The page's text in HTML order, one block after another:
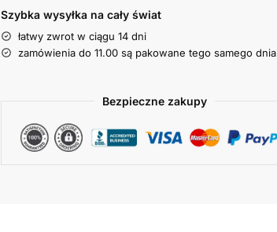
Szybka wysyłka na cały świat
łatwy zwrot w ciągu 14 dni
zamówienia do 11.00 są pakowane tego samego dnia
Bezpieczne zakupy